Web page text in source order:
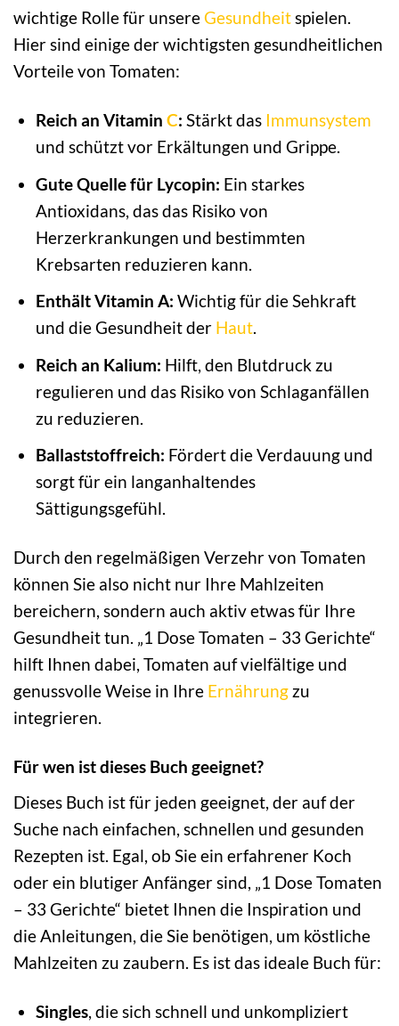
wichtige Rolle für unsereGesundheitspielen.
Hier sind einige der wichtigsten gesundheitlichen
Vorteile von Tomaten:
Reich an Vitamin C: Stärkt das Immunsystem
und schützt vor Erkältungen und Grippe.
Gute Quelle für Lycopin: Ein starkes
Antioxidans, das das Risiko von
Herzerkrankungen und bestimmten
Krebsarten reduzieren kann.
Enthält Vitamin A: Wichtig für die Sehkraft
und die Gesundheit der Haut.
Reich an Kalium: Hilft, den Blutdruck zu
regulieren und das Risiko von Schlaganfällen
zu reduzieren.
Ballaststoffreich: Fördert die Verdauung und
sorgt für ein langanhaltendes
Sättigungsgefühl.
Durch den regelmäßigen Verzehr von Tomaten
können Sie also nicht nur Ihre Mahlzeiten
bereichern, sondern auch aktiv etwas für Ihre
Gesundheit tun. „1 Dose Tomaten – 33 Gerichte“
hilft Ihnen dabei, Tomaten auf vielfältige und
genussvolle Weise in Ihre Ernährung zu
integrieren.
Für wen ist dieses Buch geeignet?
Dieses Buch ist für jeden geeignet, der auf der
Suche nach einfachen, schnellen und gesunden
Rezepten ist. Egal, ob Sie ein erfahrener Koch
oder ein blutiger Anfänger sind, „1 Dose Tomaten
– 33 Gerichte“ bietet Ihnen die Inspiration und
die Anleitungen, die Sie benötigen, um köstliche
Mahlzeiten zu zaubern. Es ist das ideale Buch für:
Singles, die sich schnell und unkompliziert